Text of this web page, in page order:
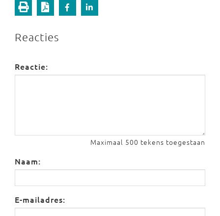
Reacties
Reactie:
Maximaal 500 tekens toegestaan
Naam:
E-mailadres: